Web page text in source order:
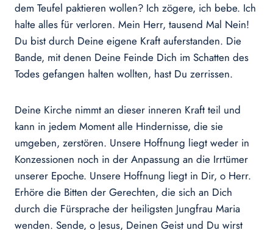
dem Teufel paktieren wollen? Ich zögere, ich bebe. Ich
halte alles für verloren. Mein Herr, tausend Mal Nein!
Du bist durch Deine eigene Kraft auferstanden. Die
Bande, mit denen Deine Feinde Dich im Schatten des
Todes gefangen halten wollten, hast Du zerrissen.
Deine Kirche nimmt an dieser inneren Kraft teil und
kann in jedem Moment alle Hindernisse, die sie
umgeben, zerstören. Unsere Hoffnung liegt weder in
Konzessionen noch in der Anpassung an die Irrtümer
unserer Epoche. Unsere Hoffnung liegt in Dir, o Herr.
Erhöre die Bitten der Gerechten, die sich an Dich
durch die Fürsprache der heiligsten Jungfrau Maria
wenden. Sende, o Jesus, Deinen Geist und Du wirst